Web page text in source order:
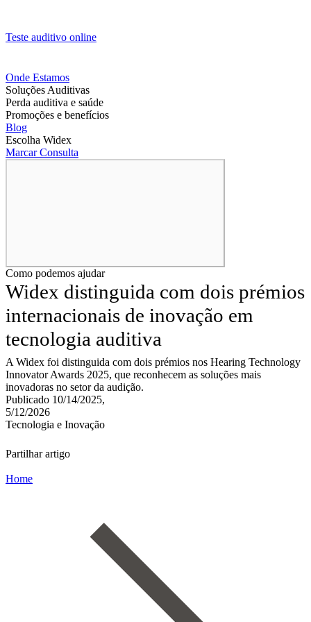
Teste auditivo online
Onde Estamos
Soluções Auditivas
Perda auditiva e saúde
Promoções e benefícios
Blog
Escolha Widex
Marcar Consulta
Como podemos ajudar
Widex distinguida com dois prémios
internacionais de inovação em
tecnologia auditiva
A Widex foi distinguida com dois prémios nos Hearing Technology
Innovator Awards 2025, que reconhecem as soluções mais
inovadoras no setor da audição.
Publicado 10/14/2025,
5/12/2026
Tecnologia e Inovação
Partilhar artigo
Home